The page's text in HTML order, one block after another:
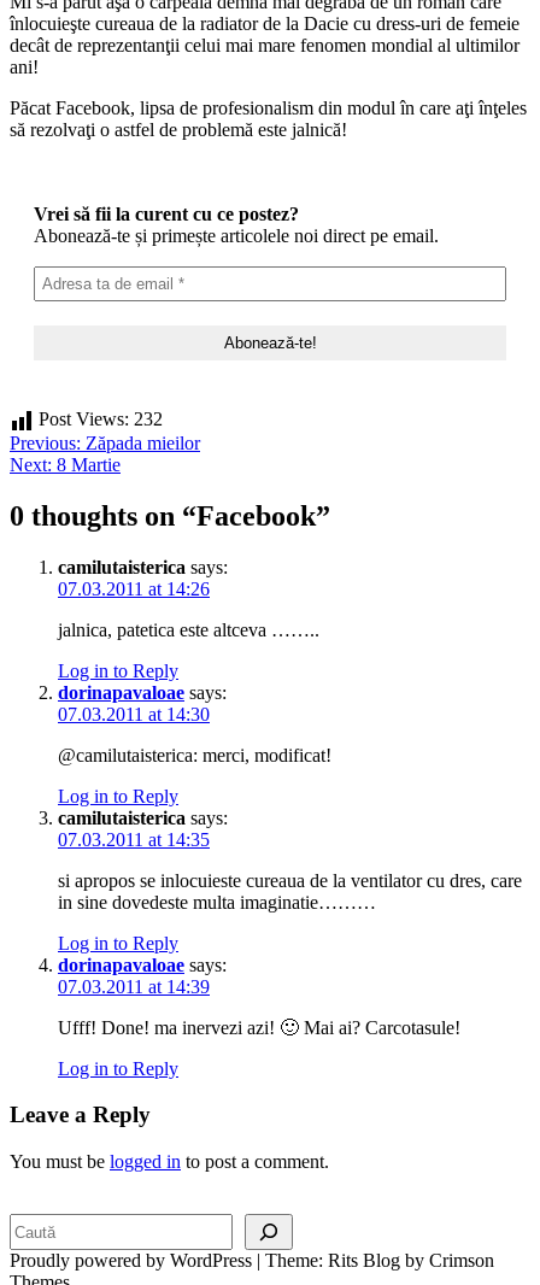
înlocuieşte cureaua de la radiator de la Dacie cu dress-uri de femeie
decât de reprezentanţii celui mai mare fenomen mondial al ultimilor
ani!
Păcat Facebook, lipsa de profesionalism din modul în care aţi înţeles
să rezolvaţi o astfel de problemă este jalnică!
Vrei să fii la curent cu ce postez?
Abonează-te și primește articolele noi direct pe email.
Post Views: 232
Post
navigation
Previous: Zăpada mieilor
Next: 8 Martie
0 thoughts on “Facebook”
camilutaisterica says:
07.03.2011 at 14:26
jalnica, patetica este altceva ……..
Log in to Reply
dorinapavaloae says:
07.03.2011 at 14:30
@camilutaisterica: merci, modificat!
Log in to Reply
camilutaisterica says:
07.03.2011 at 14:35
si apropos se inlocuieste cureaua de la ventilator cu dres, care
in sine dovedeste multa imaginatie………
Log in to Reply
dorinapavaloae says:
07.03.2011 at 14:39
Ufff! Done! ma inervezi azi! 🙂 Mai ai? Carcotasule!
Log in to Reply
Leave a Reply
You must be logged in to post a comment.
Proudly powered by WordPress | Theme: Rits Blog by Crimson